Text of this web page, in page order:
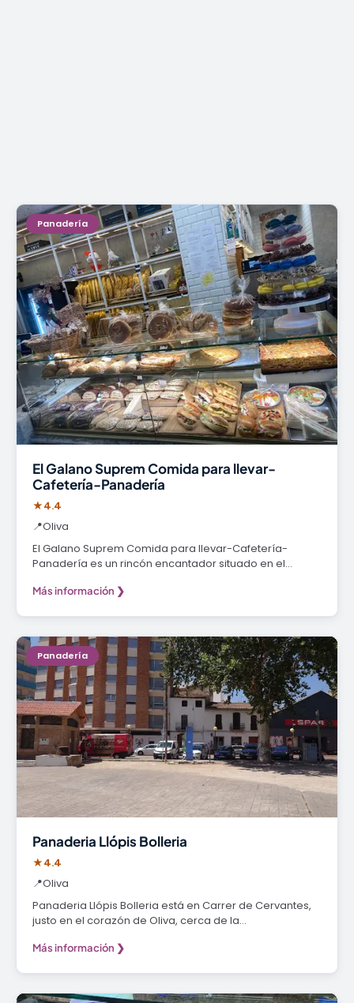
Panadería
El Galano Suprem Comida para llevar-
Cafetería-Panadería
★4.4
📍Oliva
El Galano Suprem Comida para llevar-Cafetería-
Panadería es un rincón encantador situado en el…
Más información ❯
Panadería
Panaderia Llópis Bolleria
★4.4
📍Oliva
Panaderia Llópis Bolleria está en Carrer de Cervantes,
justo en el corazón de Oliva, cerca de la…
Más información ❯